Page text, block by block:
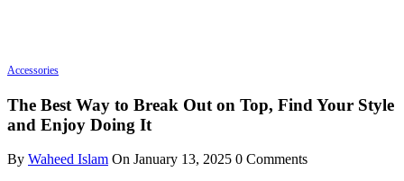
Accessories
The Best Way to Break Out on Top, Find Your Style
and Enjoy Doing It
By Waheed Islam On January 13, 2025 0 Comments